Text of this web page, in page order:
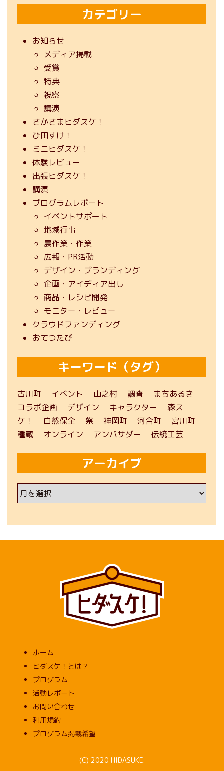
カテゴリー
お知らせ
メディア掲載
受賞
特典
視察
講演
さかさまヒダスケ！
ひ田すけ！
ミニヒダスケ！
体験レビュー
出張ヒダスケ！
講演
プログラムレポート
イベントサポート
地域行事
農作業・作業
広報・PR活動
デザイン・ブランディング
企画・アイディア出し
商品・レシピ開発
モニター・レビュー
クラウドファンディング
おてつたび
キーワード（タグ）
古川町 イベント 山之村 調査
まちあるき
コラボ企画
デザイン キャラクター
森ス
ケ！
自然保全 祭 神岡町 河合町
宮川町
種蔵
オンライン アンバサダー 伝統工芸
アーカイブ
ア
ー
ブ
ホーム
ヒダスケ！とは？
プログラム
活動レポート
お問い合わせ
利用規約
プログラム掲載希望
(C) 2020 HIDASUKE.